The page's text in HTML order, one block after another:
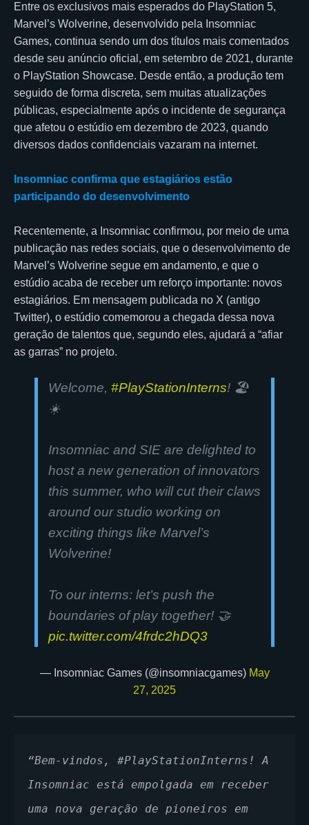
Entre os exclusivos mais esperados do PlayStation 5,
Marvel’s Wolverine, desenvolvido pela Insomniac
Games, continua sendo um dos títulos mais comentados
desde seu anúncio oficial, em setembro de 2021, durante
o PlayStation Showcase. Desde então, a produção tem
seguido de forma discreta, sem muitas atualizações
públicas, especialmente após o incidente de segurança
que afetou o estúdio em dezembro de 2023, quando
diversos dados confidenciais vazaram na internet.
Insomniac confirma que estagiários estão
participando do desenvolvimento
Recentemente, a Insomniac confirmou, por meio de uma
publicação nas redes sociais, que o desenvolvimento de
Marvel’s Wolverine segue em andamento, e que o
estúdio acaba de receber um reforço importante: novos
estagiários. Em mensagem publicada no X (antigo
Twitter), o estúdio comemorou a chegada dessa nova
geração de talentos que, segundo eles, ajudará a “afiar
as garras” no projeto.
Welcome, #PlayStationInterns! 🏖️
☀️
Insomniac and SIE are delighted to
host a new generation of innovators
this summer, who will cut their claws
around our studio working on
exciting things like Marvel’s
Wolverine!
To our interns: let’s push the
boundaries of play together! 🤝
pic.twitter.com/4frdc2hDQ3
— Insomniac Games (@insomniacgames) May
27, 2025
“Bem-vindos, #PlayStationInterns! A
Insomniac está empolgada em receber
uma nova geração de pioneiros em